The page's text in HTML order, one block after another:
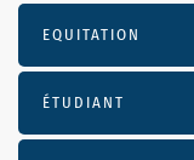
EQUITATION
ÉTUDIANT